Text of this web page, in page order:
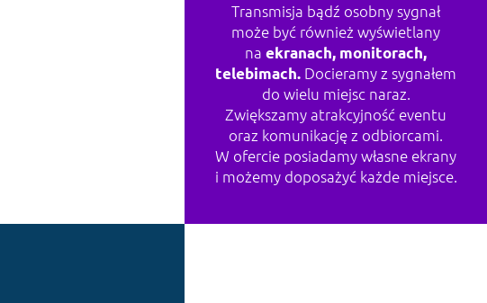
Transmisja bądź osobny sygnał
może być również wyświetlany
na ekranach, monitorach,
telebimach. Docieramy z sygnałem
do wielu miejsc naraz.
Zwiększamy atrakcyjność eventu
oraz komunikację z odbiorcami.
W ofercie posiadamy własne ekrany
i możemy doposażyć każde miejsce.